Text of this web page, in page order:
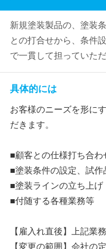
新規塗装製品の、塗装
との打合せから、条件
で一貫して担っていただ
具体的には
お客様のニーズを形に
だきます。
■顧客との仕様打ち合わ
■塗装条件の設定、試作
■塗装ラインの立ち上げ
■付随する各種業務等
【雇入れ直後】上記業務
【変更の範囲】会社の